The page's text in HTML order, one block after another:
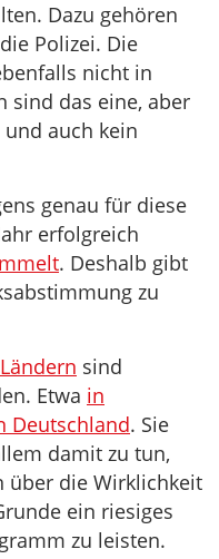
Dazu gehören
Polizei. Die
nicht in
sind das eine, aber
auch kein
genau für diese
erfolgreich
. Deshalb gibt
zu
sind
Etwa in
Deutschland. Sie
damit zu tun,
über die Wirklichkeit
ein riesiges
zu leisten.